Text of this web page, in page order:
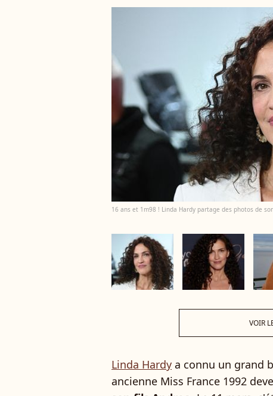
16 ans et 1m98 ! Linda Hardy partage des photos de
VOIR
Linda Hardy a connu un grand
ancienne Miss France 1992